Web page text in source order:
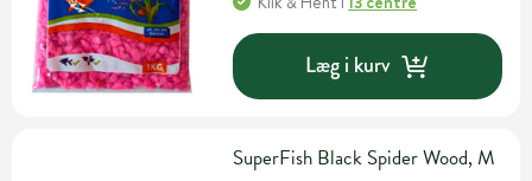
Læg i kurv
SuperFish Black Spider Wood, M